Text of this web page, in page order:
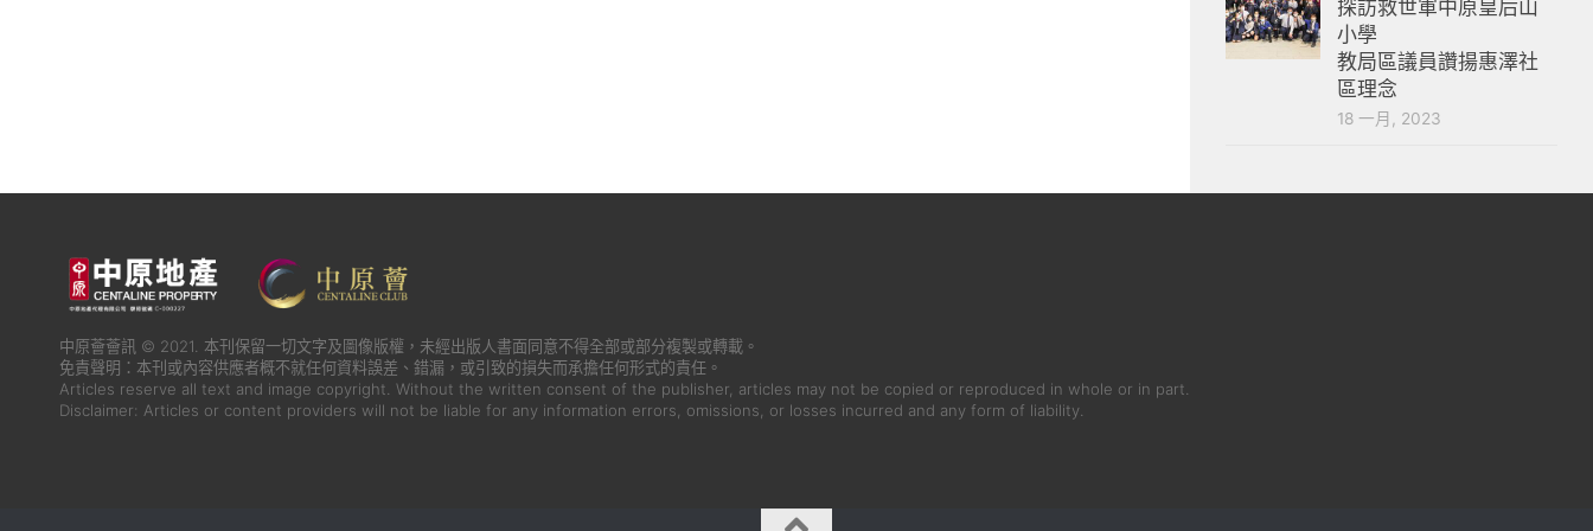
探訪救世軍中原皇后山
小學
教局區議員讚揚惠澤社
區理念
18 一月, 2023
中原薈薈訊 © 2021. 本刊保留一切文字及圖像版權，未經出版人書面同意不得全部或部分複製或轉載。
免責聲明：本刊或內容供應者概不就任何資料誤差、錯漏，或引致的損失而承擔任何形式的責任。
Articles reserve all text and image copyright. Without the written consent of the publisher, articles may not be copied or reproduced in whole or in part.
Disclaimer: Articles or content providers will not be liable for any information errors, omissions, or losses incurred and any form of liability.